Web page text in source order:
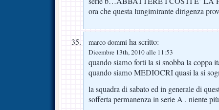
ora che questa lungimirante dirigenza
marco dommi ha scritto:
Dicembre 13th, 2010 alle 11:53
quando siamo forti la si snobba la coppa
quando siamo MEDIOCRI quasi la si
la squadra di sabato ed in generale di
sofferta permanenza in serie A . niente